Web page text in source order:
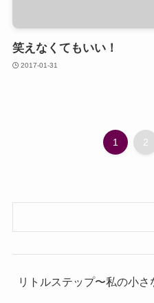
笑えなくてもいい！
2017-01-31
1 2
リトルステップ〜私の小